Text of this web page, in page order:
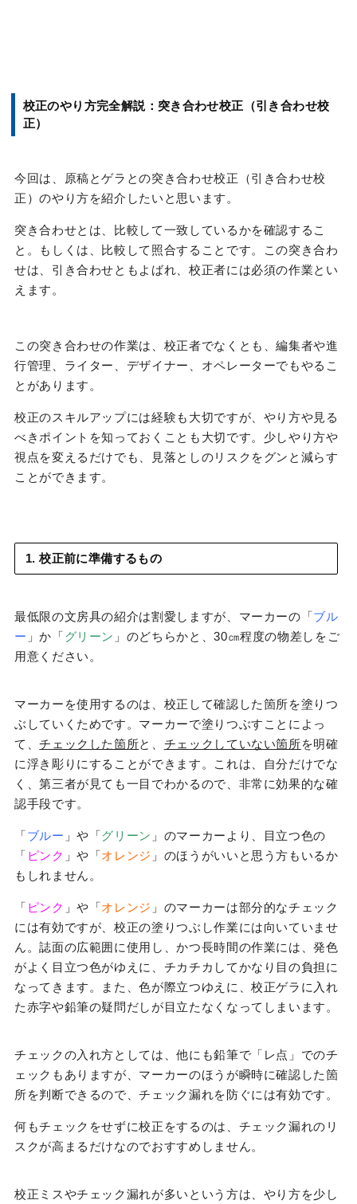
校正のやり方完全解説：突き合わせ校正（引き合わせ校
正）
今回は、原稿とゲラとの突き合わせ校正（引き合わせ校
正）のやり方を紹介したいと思います。
突き合わせとは、
比較して一致しているかを確認するこ
と。もしくは、
比較して照合することです。この突き合わ
せは、引き合わせともよばれ、校正者には必須の作業とい
えます。
この突き合わせの作業は、校正者でなくとも、編集者や進
行管理、ライター、デザイナー、オペレーターでもやるこ
とがあります。
校正のスキルアップには経験も大切ですが、やり方や見る
べきポイントを知っておくことも大切です。少しやり方や
視点を変えるだけでも、見落としのリスクをグンと減らす
ことができます。
1. 校正前に準備するもの
最低限の文房具の紹介は割愛しますが、マーカーの「 ブル
ー 」か「 グリーン 」のどちらかと、30㎝程度の物差しをご
用意ください。
マーカーを使用するのは、校正して確認した箇所を塗りつ
ぶしていくためです。マーカーで塗りつぶすことによっ
て、チェックした箇所と、 チェックしていない箇所 を明確
に浮き彫りにすることができます。これは、自分だけでな
く、第三者が見ても一目でわかるので、非常に効果的な確
認手段です。
「 ブルー 」や「 グリーン 」のマーカーより、目立つ色の
「 ピンク 」や「 オレンジ 」のほうがいいと思う方もいるか
もしれません。
「 ピンク 」や「 オレンジ 」のマーカーは部分的なチェック
には有効ですが、校正の塗りつぶし作業には向いていませ
ん。誌面の広範囲に使用し、かつ長時間の作業には、発色
がよく目立つ色がゆえに、チカチカしてかなり目の負担に
なってきます。また、色が際立つゆえに、校正ゲラに入れ
た赤字や鉛筆の疑問だしが目立たなくなってしまいます。
チェックの入れ方としては、他にも鉛筆で「レ点」でのチ
ェックもありますが、マーカーのほうが瞬時に確認した箇
所を判断できるので、チェック漏れを防ぐには有効です。
何もチェックをせずに校正をするのは、チェック漏れのリ
スクが高まるだけなのでおすすめしません。
校正ミスやチェック漏れが多いという方は、やり方を少し